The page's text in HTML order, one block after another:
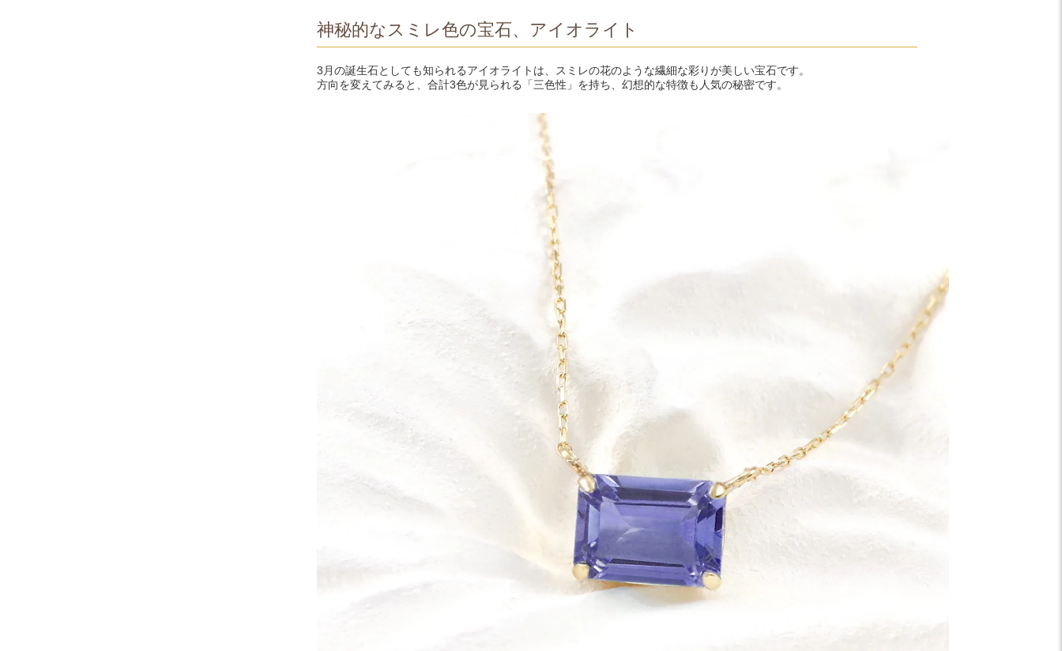
神秘的なスミレ色の宝石、アイオライト
3月の誕生石としても知られるアイオライトは、スミレの花のような繊細な彩りが美しい宝石です。
方向を変えてみると、合計3色が見られる「三色性」を持ち、幻想的な特徴も人気の秘密です。